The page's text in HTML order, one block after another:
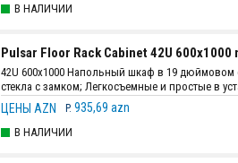
сборка.
В НАЛИЧИИ
Pulsar Floor Rack Cabinet 42U 600x1000
42U 600x1000 Напольный шкаф в 19 дюймовом
стекла с замком; Легкосъемные и простые в
с защелкой; Толщина стали: монтажный
; В комплекте: 4 вентилятора + 3 полка + 4
сборка.
ЦЕНЫ AZN P. 935,69 azn
В НАЛИЧИИ